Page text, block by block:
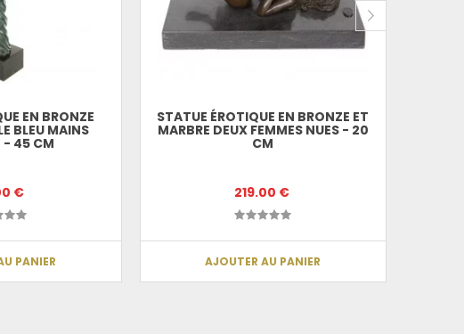
EN BRONZE
BLEU MAINS
- 45 CM
€
PANIER
STATUE ÉROTIQUE EN BRONZE ET
MARBRE DEUX FEMMES NUES - 20
CM
219.00 €
AJOUTER AU PANIER